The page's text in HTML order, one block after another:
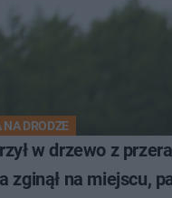
NA DRODZE
w drzewo z
zginął na miejscu,